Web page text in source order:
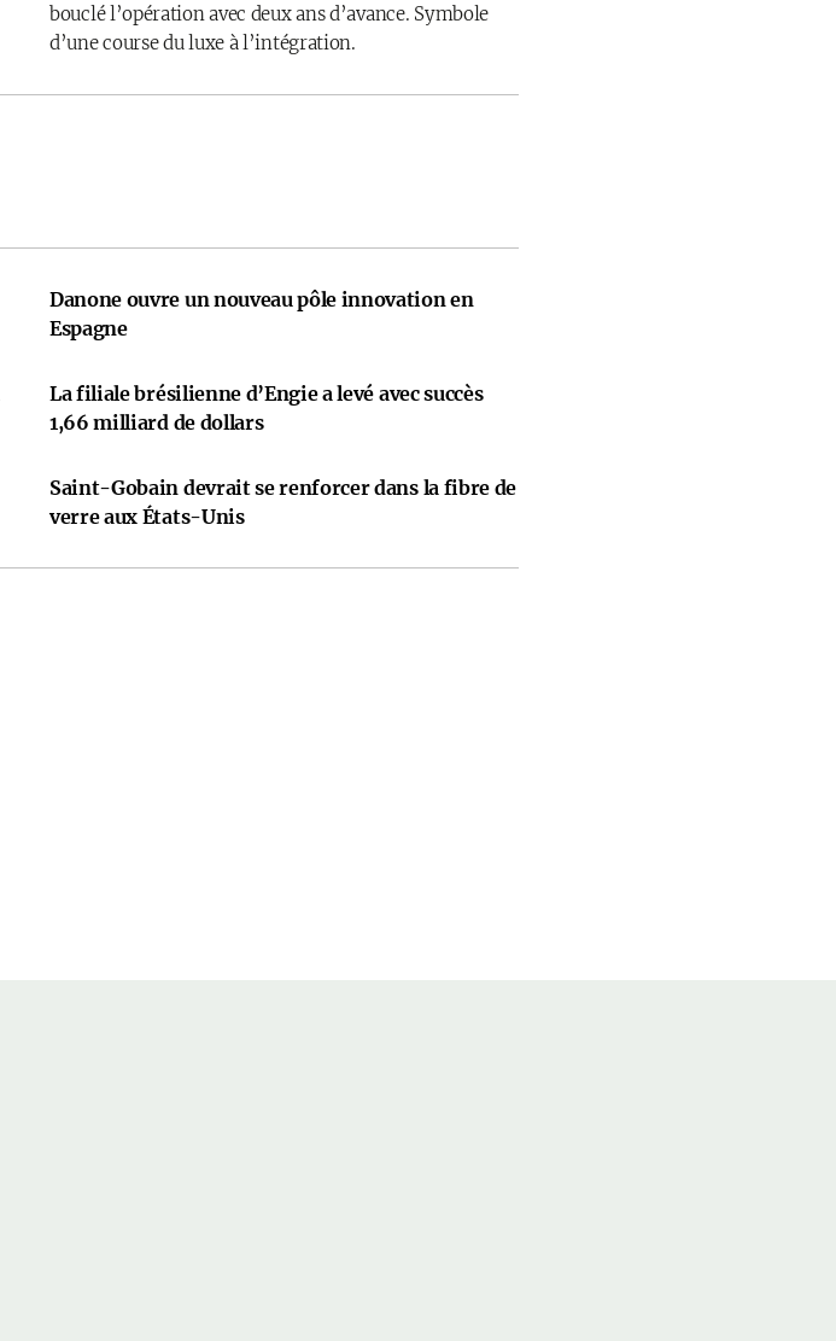
bouclé l’opération avec deux ans d’avance. Symbole
d’une course du luxe à l’intégration.
Danone ouvre un nouveau pôle innovation en
Espagne
La filiale brésilienne d’Engie a levé avec succès
1,66 milliard de dollars
Saint-Gobain devrait se renforcer dans la fibre de
verre aux États-Unis